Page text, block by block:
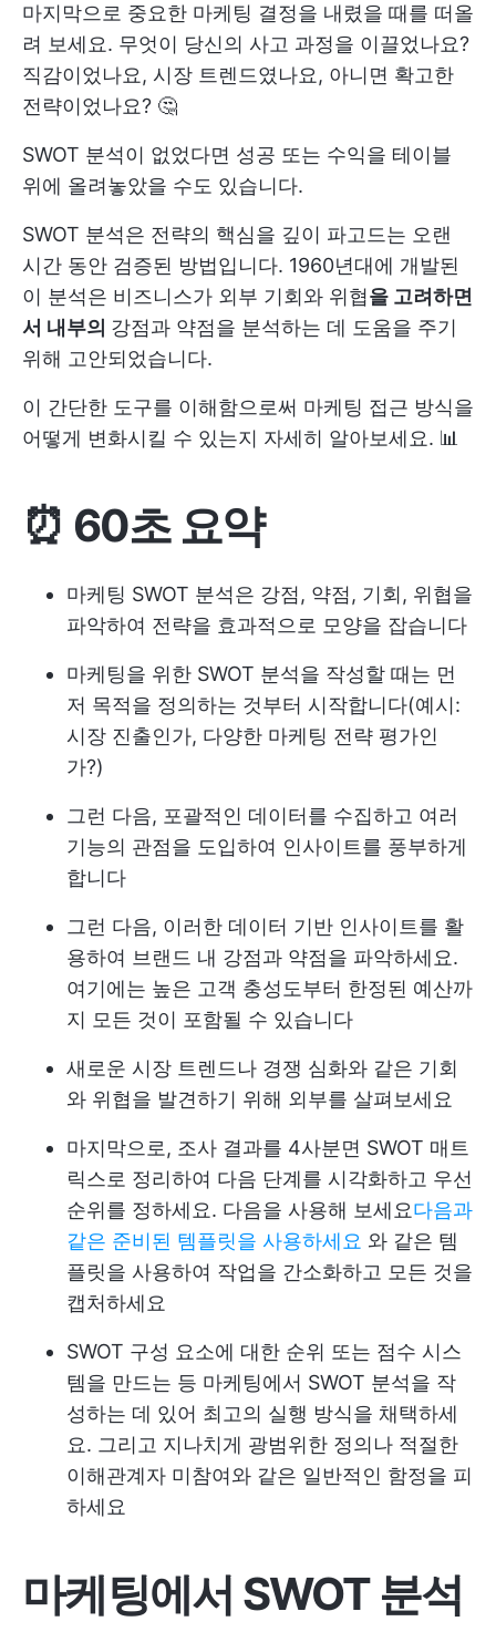
마지막으로 중요한 마케팅 결정을 내렸을 때를 떠올
려 보세요. 무엇이 당신의 사고 과정을 이끌었나요?
직감이었나요, 시장 트렌드였나요, 아니면 확고한
전략이었나요? 🤔
SWOT 분석이 없었다면 성공 또는 수익을 테이블
위에 올려놓았을 수도 있습니다.
SWOT 분석은 전략의 핵심을 깊이 파고드는 오랜
시간 동안 검증된 방법입니다. 1960년대에 개발된
이 분석은 비즈니스가 외부 기회와 위협을 고려하면
서 내부의 강점과 약점을 분석하는 데 도움을 주기
위해 고안되었습니다.
이 간단한 도구를 이해함으로써 마케팅 접근 방식을
어떻게 변화시킬 수 있는지 자세히 알아보세요. 📊
⏰ 60초 요약
마케팅 SWOT 분석은 강점, 약점, 기회, 위협을
파악하여 전략을 효과적으로 모양을 잡습니다
마케팅을 위한 SWOT 분석을 작성할 때는 먼
저 목적을 정의하는 것부터 시작합니다(예시:
시장 진출인가, 다양한 마케팅 전략 평가인
가?)
그런 다음, 포괄적인 데이터를 수집하고 여러
기능의 관점을 도입하여 인사이트를 풍부하게
합니다
그런 다음, 이러한 데이터 기반 인사이트를 활
용하여 브랜드 내 강점과 약점을 파악하세요.
여기에는 높은 고객 충성도부터 한정된 예산까
지 모든 것이 포함될 수 있습니다
새로운 시장 트렌드나 경쟁 심화와 같은 기회
와 위협을 발견하기 위해 외부를 살펴보세요
마지막으로, 조사 결과를 4사분면 SWOT 매트
릭스로 정리하여 다음 단계를 시각화하고 우선
순위를 정하세요. 다음을 사용해 보세요다음과
같은 준비된 템플릿을 사용하세요 와 같은 템
플릿을 사용하여 작업을 간소화하고 모든 것을
캡처하세요
SWOT 구성 요소에 대한 순위 또는 점수 시스
템을 만드는 등 마케팅에서 SWOT 분석을 작
성하는 데 있어 최고의 실행 방식을 채택하세
요. 그리고 지나치게 광범위한 정의나 적절한
이해관계자 미참여와 같은 일반적인 함정을 피
하세요
마케팅에서 SWOT 분석